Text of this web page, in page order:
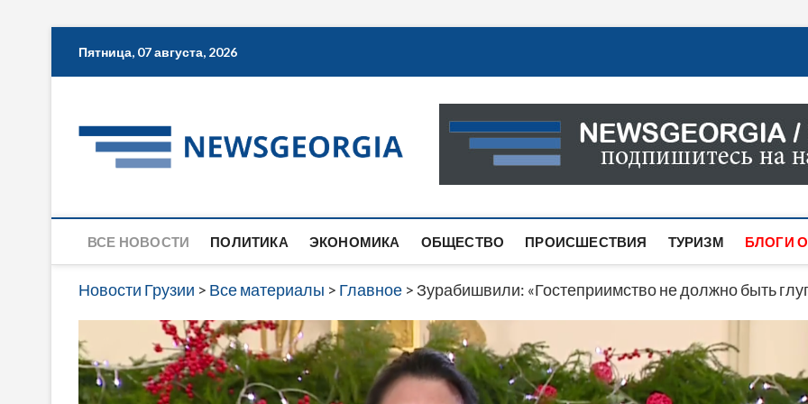
Пятница, 07 августа, 2026
Новости Грузии
САМАЯ АКТУАЛЬНАЯ ИНФОРМАЦИЯ О СОБЫТИЯХ
САЙТЕ ВЫ НАЙДЕТЕ НОВОСТИ ПОЛИТИКИ,
ВСЕ НОВОСТИ ПОЛИТИКА ЭКОНОМИКА ОБЩЕСТВО ПРОИСШЕСТВИЯ ТУРИЗМ БЛОГИ
Новости Грузии > Все материалы > Главное >Зурабишвили: «Гостеприимство не должно быть